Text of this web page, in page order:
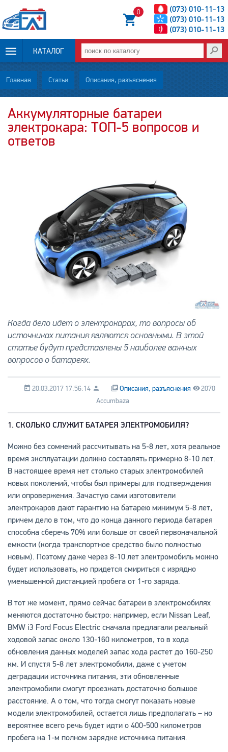
(073) 010-11-13
(073) 010-11-13
(073) 010-11-13
0
КАТАЛОГ
ОПЛАТА И
ДОСТАВКА
НОВОСТИ
Главная Статьи Описания, разъяснения
Аккумуляторные батареи
электрокара: ТОП-5 вопросов и
ответов
Когда дело идет о электрокарах, то вопросы об
источниках питания являются основными. В этой
статье будут представлены 5 наиболее важных
вопросов о батареях.
Описания, разъяснения 2070
20.03.2017 17:56:14
Accumbaza
1. СКОЛЬКО СЛУЖИТ БАТАРЕЯ ЭЛЕКТРОМОБИЛЯ?
Можно без сомнений рассчитывать на 5-8 лет, хотя реальное
время эксплуатации должно составлять примерно 8-10 лет.
В настоящее время нет столько старых электромобилей
новых поколений, чтобы был примеры для подтверждения
или опровержения. Зачастую сами изготовители
электрокаров дают гарантию на батарею минимум 5-8 лет,
причем дело в том, что до конца данного периода батарея
способна сберечь 70% или больше от своей первоначальной
емкости (когда транспортное средство было полностью
новым). Поэтому даже через 8-10 лет электромобиль можно
будет использовать, но придется смириться с изрядно
уменьшенной дистанцией пробега от 1-го заряда.
В тот же момент, прямо сейчас батареи в электромобилях
меняются достаточно быстро: например, если Nissan Leaf,
BMW i3 Ford Focus Electric сначала предлагали реальный
ходовой запас около 130-160 километров, то в хода
обновления данных моделей запас хода растет до 160-250
км. И спустя 5-8 лет электромобили, даже с учетом
деградации источника питания, эти обновленные
электромобили смогут проезжать достаточно большое
расстояние. А о том, что тогда смогут показать новые
модели электромобилей, остается лишь предполагать – но
вероятнее всего речь будет идти о 400-500 километров
пробега на 1-м полном зарядке источника питания.